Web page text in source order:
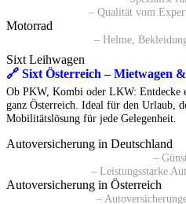
– Qualität vom
Motorrad
– Helme,
Sixt Leihwagen
🔗 Sixt Österreich – Mietwagen
Ob PKW, Kombi oder LKW: Entdecke
ganz Österreich. Ideal für den Urlaub,
Mobilitätslösung für jede Gelegenheit.
Autoversicherung in Deutschland
–
– Leistungsstarke
Autoversicherung in Österreich
–